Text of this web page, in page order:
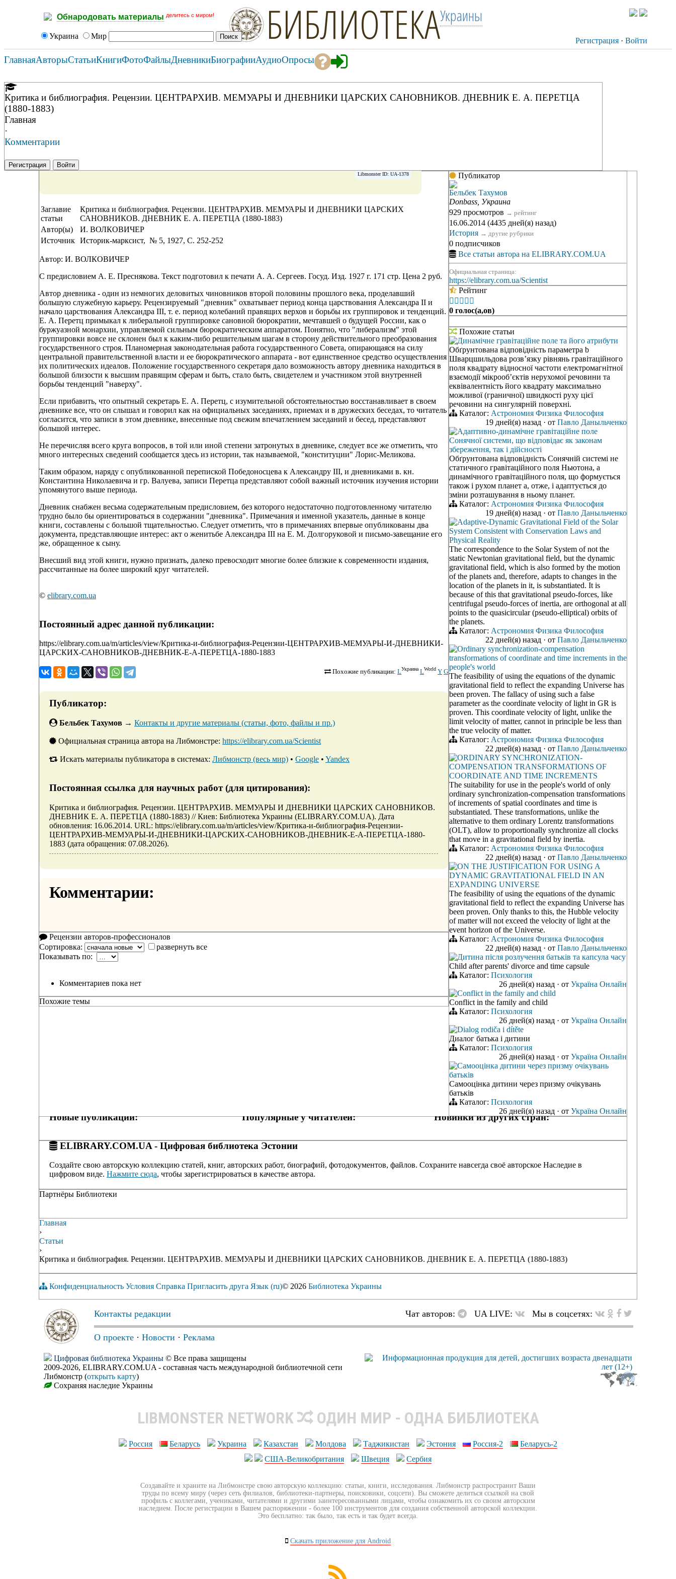
Обнародовать материалы делитесь с миром!
Украина Мир БИБЛИОТЕКАУкраины
Регистрация · Войти
ГлавнаяАвторыСтатьиКнигиФотоФайлыДневникиБиографииАудиоОпросы
Критика и библиография. Рецензии. ЦЕНТРАРХИВ. МЕМУАРЫ И ДНЕВНИКИ ЦАРСКИХ САНОВНИКОВ. ДНЕВНИК Е. А. ПЕРЕТЦА
(1880-1883)
Главная
·
Комментарии
Регистрация Войти
Libmonster ID: UA-1378
Заглавие
статьи
Критика и библиография. Рецензии. ЦЕНТРАРХИВ. МЕМУАРЫ И ДНЕВНИКИ ЦАРСКИХ
САНОВНИКОВ. ДНЕВНИК Е. А. ПЕРЕТЦА (1880-1883)
Автор(ы)
И. ВОЛКОВИЧЕР
Источник Историк-марксист, № 5, 1927, C. 252-252
Автор: И. ВОЛКОВИЧЕР
С предисловием А. Е. Преснякова. Текст подготовил к печати А. А. Сергеев. Госуд. Изд. 1927 г. 171 стр. Цена 2 руб.
Автор дневника - один из немногих деловитых чиновников второй половины прошлого века, проделавший
большую служебную карьеру. Рецензируемый "дневник" охватывает период конца царствования Александра II и
начало царствования Александра III, т. е. период колебаний правящих верхов и борьбы их группировок и тенденций.
Е. А. Перетц примыкал к либеральной группировке сановной бюрократии, мечтавшей о будущей России, как о
буржуазной монархии, управляемой сильным бюрократическим аппаратом. Понятно, что "либерализм" этой
группировки вовсе не склонен был к каким-либо решительным шагам в сторону действительного преобразования
государственного строя. Планомерная законодательная работа государственного Совета, опирающаяся на силу
центральной правительственной власти и ее бюрократического аппарата - вот единственное средство осуществления
их политических идеалов. Положение государственного секретаря дало возможность автору дневника находиться в
большой близости к высшим правящим сферам и быть, стало быть, свидетелем и участником этой внутренней
борьбы тенденций "наверху".
Если прибавить, что опытный секретарь Е. А. Перетц, с изумительной обстоятельностью восстанавливает в своем
дневнике все, что он слышал и говорил как на официальных заседаниях, приемах и в дружеских беседах, то читатель
согласится, что записи в этом дневнике, внесенные под свежим впечатлением заседаний и бесед, представляют
большой интерес.
Не перечисляя всего круга вопросов, в той или иной степени затронутых в дневнике, следует все же отметить, что
много интересных сведений сообщается здесь из истории, так называемой, "конституции" Лорис-Меликова.
Таким образом, наряду с опубликованной перепиской Победоносцева к Александру III, и дневниками в. кн.
Константина Николаевича и гр. Валуева, записи Перетца представляют собой важный источник изучения истории
упомянутого выше периода.
Дневник снабжен весьма содержательным предисловием, без которого недостаточно подготовленному читателю
трудно было бы ориентироваться в содержании "дневника". Примечания и именной указатель, данные в конце
книги, составлены с большой тщательностью. Следует отметить, что в примечаниях впервые опубликованы два
документа, представляющие интерес: акт о женитьбе Александра III на Е. М. Долгоруковой и письмо-завещание его
же, обращенное к сыну.
Внесший вид этой книги, нужно признать, далеко превосходит многие более близкие к современности издания,
рассчитанные на более широкий круг читателей.
© elibrary.com.ua
Постоянный адрес данной публикации:
https://elibrary.com.ua/m/articles/view/Критика-и-библиография-Рецензии-ЦЕНТРАРХИВ-МЕМУАРЫ-И-ДНЕВНИКИ-
ЦАРСКИХ-САНОВНИКОВ-ДНЕВНИК-Е-А-ПЕРЕТЦА-1880-1883
Похожие публикации: LУкраина LWorld Y G
Публикатор:
Бельбек Тахумов → Контакты и другие материалы (статьи, фото, файлы и пр.)
Официальная страница автора на Либмонстре: https://elibrary.com.ua/Scientist
Искать материалы публикатора в системах: Либмонстр (весь мир) • Google • Yandex
Постоянная ссылка для научных работ (для цитирования):
Критика и библиография. Рецензии. ЦЕНТРАРХИВ. МЕМУАРЫ И ДНЕВНИКИ ЦАРСКИХ САНОВНИКОВ.
ДНЕВНИК Е. А. ПЕРЕТЦА (1880-1883) // Киев: Библиотека Украины (ELIBRARY.COM.UA). Дата
обновления: 16.06.2014. URL: https://elibrary.com.ua/m/articles/view/Критика-и-библиография-Рецензии-
ЦЕНТРАРХИВ-МЕМУАРЫ-И-ДНЕВНИКИ-ЦАРСКИХ-САНОВНИКОВ-ДНЕВНИК-Е-А-ПЕРЕТЦА-1880-
1883 (дата обращения: 07.08.2026).
Комментарии:
Рецензии авторов-профессионалов
Сортировка:
развернуть все
Показывать по:
Комментариев пока нет
Похожие темы
Публикатор
Бельбек Тахумов
Donbass, Украина
929 просмотров → рейтинг
16.06.2014 (4435 дней(я) назад)
История → другие рубрики
0 подписчиков
Все статьи автора на ELIBRARY.COM.UA
Официальная страница:
https://elibrary.com.ua/Scientist
Рейтинг
    
0 голос(а,ов)
Похожие статьи
Динамічне гравітаційне поле та його атрибути
Обґрунтована відповідність параметра b
Шварцшильдова розв’язку рівнянь гравітаційного
поля квадрату відносної частоти електромагнітної
взаємодії мікрооб’єктів нерухомої речовини та
еквівалентність його квадрату максимально
можливої (граничної) швидкості руху цієї
речовини на сингулярній поверхні.
Каталог: Астрономия Физика Философия
19 дней(я) назад · от Павло Даныльченко
Адаптивно-динамічне гравітаційне поле
Сонячної системи, що відповідає як законам
збереження, так і дійсності
Обґрунтована відповідність Сонячній системі не
статичного гравітаційного поля Ньютона, а
динамічного гравітаційного поля, що формується
також і рухом планет а, отже, і адаптується до
зміни розташування в ньому планет.
Каталог: Астрономия Физика Философия
19 дней(я) назад · от Павло Даныльченко
Adaptive-Dynamic Gravitational Field of the Solar
System Consistent with Conservation Laws and
Physical Reality
The correspondence to the Solar System of not the
static Newtonian gravitational field, but the dynamic
gravitational field, which is also formed by the motion
of the planets and, therefore, adapts to changes in the
location of the planets in it, is substantiated. It is
because of this that gravitational pseudo-forces, like
centrifugal pseudo-forces of inertia, are orthogonal at all
points to the quasicircular (pseudo-elliptical) orbits of
the planets.
Каталог: Астрономия Физика Философия
22 дней(я) назад · от Павло Даныльченко
Ordinary synchronization-compensation
transformations of coordinate and time increments in the
people's world
The feasibility of using the equations of the dynamic
gravitational field to reflect the expanding Universe has
been proven. The fallacy of using such a false
parameter as the coordinate velocity of light in GR is
proven. This coordinate velocity of light, unlike the
limit velocity of matter, cannot in principle be less than
the true velocity of matter.
Каталог: Астрономия Физика Философия
22 дней(я) назад · от Павло Даныльченко
ORDINARY SYNCHRONIZATION-
COMPENSATION TRANSFORMATIONS OF
COORDINATE AND TIME INCREMENTS
The suitability for use in the people's world of only
ordinary synchronization-compensation transformations
of increments of spatial coordinates and time is
substantiated. These transformations, unlike the
alternative to them ordinary Lorentz transformations
(OLT), allow to proportionally synchronize all clocks
that move in a gravitational field by inertia.
Каталог: Астрономия Физика Философия
22 дней(я) назад · от Павло Даныльченко
ON THE JUSTIFICATION FOR USING A
DYNAMIC GRAVITATIONAL FIELD IN AN
EXPANDING UNIVERSE
The feasibility of using the equations of the dynamic
gravitational field to reflect the expanding Universe has
been proven. Only thanks to this, the Hubble velocity
of matter will not exceed the velocity of light at the
event horizon of the Universe.
Каталог: Астрономия Физика Философия
22 дней(я) назад · от Павло Даныльченко
Дитина після розлучення батьків та капсула часу
Child after parents' divorce and time capsule
Каталог: Психология
26 дней(я) назад · от Україна Онлайн
Conflict in the family and child
Conflict in the family and child
Каталог: Психология
26 дней(я) назад · от Україна Онлайн
Dialog rodiča i dítěte
Диалог батька і дитини
Каталог: Психология
26 дней(я) назад · от Україна Онлайн
Самооцінка дитини через призму очікувань
батьків
Самооцінка дитини через призму очікувань
батьків
Каталог: Психология
26 дней(я) назад · от Україна Онлайн
Новые публикации: Популярные у читателей: Новинки из других стран:
ELIBRARY.COM.UA - Цифровая библиотека Эстонии
Создайте свою авторскую коллекцию статей, книг, авторских работ, биографий, фотодокументов, файлов. Сохраните навсегда своё авторское Наследие в
цифровом виде. Нажмите сюда, чтобы зарегистрироваться в качестве автора.
Партнёры Библиотеки
Главная
›
Статьи
›
Критика и библиография. Рецензии. ЦЕНТРАРХИВ. МЕМУАРЫ И ДНЕВНИКИ ЦАРСКИХ САНОВНИКОВ. ДНЕВНИК Е. А. ПЕРЕТЦА (1880-1883)
Конфиденциальность Условия Справка Пригласить друга Язык (ru)© 2026 Библиотека Украины
Контакты редакции Чат авторов: UA LIVE: Мы в соцсетях:
О проекте · Новости · Реклама
Цифровая библиотека Украины © Все права защищены
2009-2026, ELIBRARY.COM.UA - составная часть международной библиотечной сети
Либмонстр (открыть карту)
Сохраняя наследие Украины
LIBMONSTER NETWORK ОДИН МИР - ОДНА БИБЛИОТЕКА
Россия Беларусь Украина Казахстан Молдова Таджикистан Эстония Россия-2
Беларусь-2
США-Великобритания
Швеция Сербия
Создавайте и храните на Либмонстре свою авторскую коллекцию: статьи, книги, исследования. Либмонстр распространит Ваши
труды по всему миру (через сеть филиалов, библиотеки-партнеры, поисковики, соцсети). Вы сможете делиться ссылкой на свой
профиль с коллегами, учениками, читателями и другими заинтересованными лицами, чтобы ознакомить их со своим авторским
наследием. После регистрации в Вашем распоряжении - более 100 инструментов для создания собственной авторской коллекции.
Это бесплатно: так было, так есть и так будет всегда.
Скачать приложение для Android